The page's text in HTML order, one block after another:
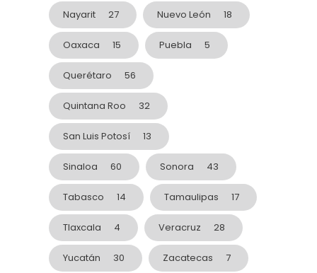
Nayarit 27 Nuevo León 18
Oaxaca 15 Puebla 5
Querétaro 56
Quintana Roo 32
San Luis Potosí 13
Sinaloa 60 Sonora 43
Tabasco 14 Tamaulipas 17
Tlaxcala 4 Veracruz 28
Yucatán 30 Zacatecas 7